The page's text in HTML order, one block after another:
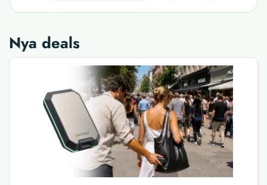
Nya deals